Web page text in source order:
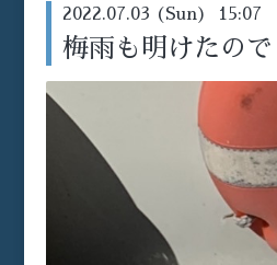
2022.07.03 (Sun) 15:07
梅雨も明けたの